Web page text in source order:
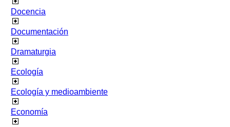
Docencia
Documentación
Dramaturgia
Ecología
Ecología y medioambiente
Economía